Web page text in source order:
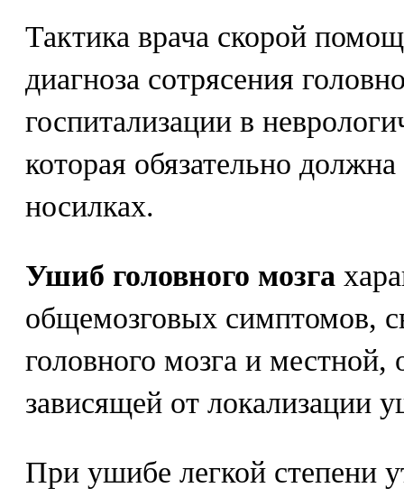
Тактика врача скорой
диагноза сотрясения
госпитализации в
которая обязательно
носилках.
Ушиб головного мозга
общемозговых симптомов,
головного мозга и местной,
зависящей от локализации
При ушибе легкой степени